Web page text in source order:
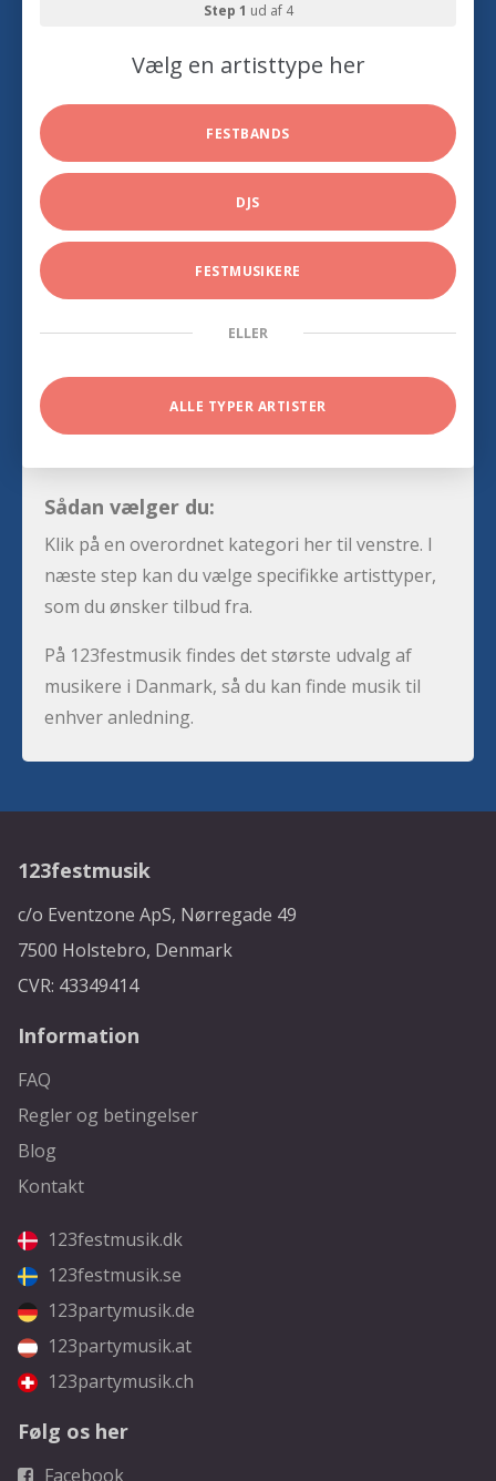
Step 1 ud af 4
Vælg en artisttype her
FESTBANDS
DJS
FESTMUSIKERE
ELLER
ALLE TYPER ARTISTER
Sådan vælger du:
Klik på en overordnet kategori her til venstre. I
næste step kan du vælge specifikke artisttyper,
som du ønsker tilbud fra.
På 123festmusik findes det største udvalg af
musikere i Danmark, så du kan finde musik til
enhver anledning.
123festmusik
c/o Eventzone ApS, Nørregade 49
7500 Holstebro, Denmark
CVR: 43349414
Information
FAQ
Regler og betingelser
Blog
Kontakt
123festmusik.dk
123festmusik.se
123partymusik.de
123partymusik.at
123partymusik.ch
Følg os her
Facebook